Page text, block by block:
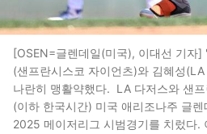
[OSEN=글렌데일(미국), 이대선 기자]
(샌프란시스코 자이언츠)와 김혜성
나란히 맹활약했다. LA 다저스와 샌
(이하 한국시간) 미국 애리조나주 글
2025 메이저리그 시범경기를 치렀다.